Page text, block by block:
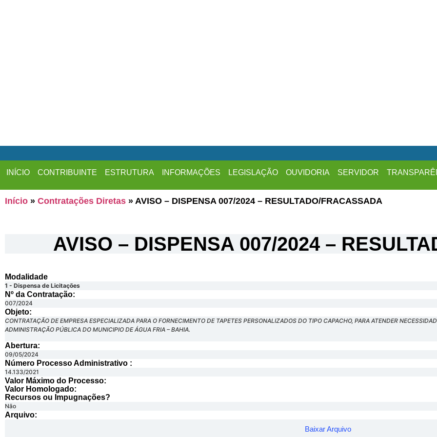
INÍCIO CONTRIBUINTE ESTRUTURA INFORMAÇÕES LEGISLAÇÃO OUVIDORIA SERVIDOR
Início » Contratações Diretas » AVISO – DISPENSA 007/2024 – RESULTADO/FRACASSADA
AVISO – DISPENSA 007/2024 –
Modalidade
1 - Dispensa de Licitações
Nº da Contratação:
007/2024
Objeto:
CONTRATAÇÃO DE EMPRESA ESPECIALIZADA PARA O FORNECIMENTO DE TAPETES PERSONALIZADOS DO TIPO CAPACHO, PARA ATENDER
ADMINISTRAÇÃO PÚBLICA DO MUNICIPIO DE ÁGUA FRIA – BAHIA.
Abertura:
09/05/2024
Número Processo Administrativo :
14.133/2021
Valor Máximo do Processo: ​
Valor Homologado: ​
Recursos ou Impugnações? ​
Não
Arquivo:
Baixar Arquivo